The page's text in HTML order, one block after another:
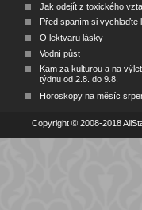
Jak odejít z toxického
Před spaním si vychlaďte
O lektvaru lásky
Vodní půst
Kam za kulturou a na
týdnu od 2.8. do 9.8.
Horoskopy na měsíc
Copyright © 2008-2018